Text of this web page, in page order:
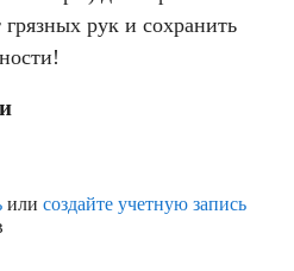
рук и сохранить
или создайте учетную запись